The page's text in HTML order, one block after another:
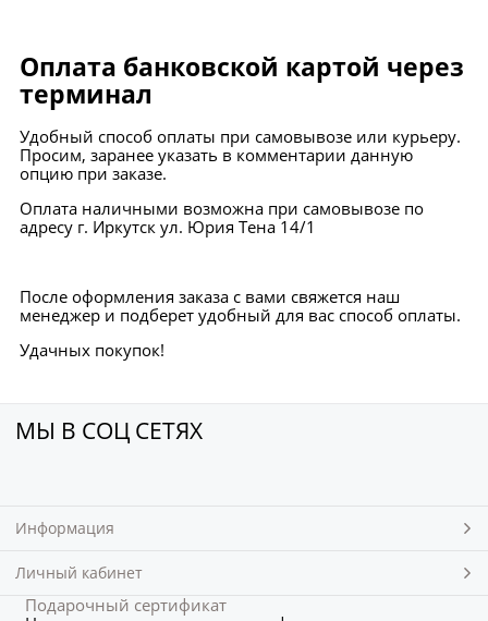
Оплата банковской картой через
терминал
Удобный способ оплаты при самовывозе или курьеру.
Просим, заранее указать в комментарии данную
опцию при заказе.
Оплата наличными возможна при самовывозе по
адресу г. Иркутск ул. Юрия Тена 14/1
После оформления заказа с вами свяжется наш
менеджер и подберет удобный для вас способ оплаты.
Удачных покупок!
МЫ В СОЦ СЕТЯХ
Информация
Личный кабинет
Подарочный сертификат